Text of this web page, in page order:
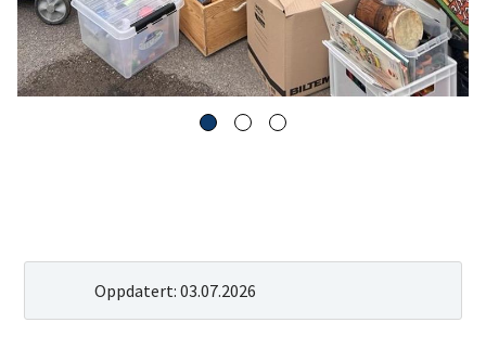
Oppdatert: 03.07.2026